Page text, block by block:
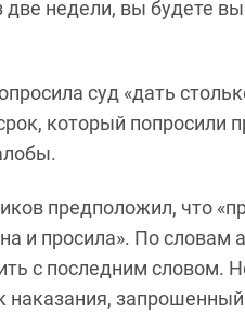
недели, вы будете
суд «дать
который
предположил, что
и просила». По
с последним словом.
наказания,